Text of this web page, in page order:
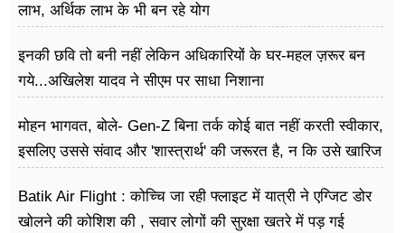
लाभ, अर्थिक लाभ के भी बन रहे योग
इनकी छवि तो बनी नहीं लेकिन अधिकारियों के घर-महल ज़रूर बन
गये...अखिलेश यादव ने सीएम पर साधा​ निशाना
मोहन भागवत, बोले- Gen-Z बिना तर्क कोई बात नहीं करती स्वीकार,
इसलिए उससे संवाद और 'शास्त्रार्थ' की जरूरत है, न कि उसे खारिज
Batik Air Flight : कोच्चि जा रही फ्लाइट में यात्री ने एग्जिट डोर
खोलने की कोशिश की , सवार लोगों की सुरक्षा खतरे में पड़ गई